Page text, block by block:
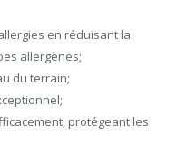
en réduisant la
allergènes;
du terrain;
protégeant les